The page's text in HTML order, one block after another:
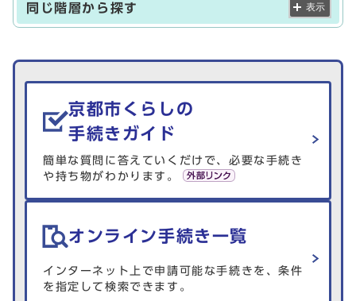
同じ階層から探す 表示
生活情報を探す
京都市くらしの
手続きガイド
簡単な質問に答えていくだけで、必要な手続き
や持ち物がわかります。
オンライン手続き一覧
インターネット上で申請可能な手続きを、条件
を指定して検索できます。